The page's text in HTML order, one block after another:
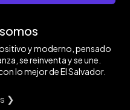
y moderno, pensado
se reinventa y se une.
lo mejor de El Salvador.
❯